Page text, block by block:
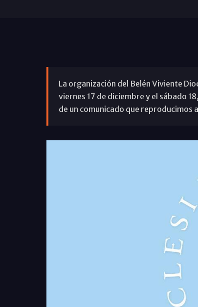
La organización del Belén Viviente
viernes 17 de diciembre y el sábado
de un comunicado que reproducimos